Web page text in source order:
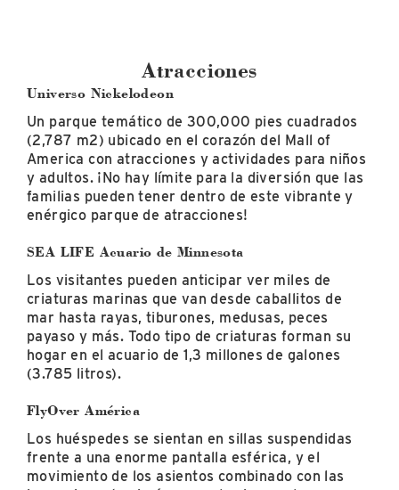
Atracciones
Universo Nickelodeon
Un parque temático de 300,000 pies cuadrados
(2,787 m2) ubicado en el corazón del Mall of
America con atracciones y actividades para niños
y adultos. ¡No hay límite para la diversión que las
familias pueden tener dentro de este vibrante y
enérgico parque de atracciones!
SEA LIFE Acuario de Minnesota
Los visitantes pueden anticipar ver miles de
criaturas marinas que van desde caballitos de
mar hasta rayas, tiburones, medusas, peces
payaso y más. Todo tipo de criaturas forman su
hogar en el acuario de 1,3 millones de galones
(3.785 litros).
FlyOver América
Los huéspedes se sientan en sillas suspendidas
frente a una enorme pantalla esférica, y el
movimiento de los asientos combinado con las